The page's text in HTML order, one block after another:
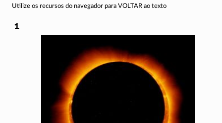
Utilize os recursos do navegador para VOLTAR ao texto